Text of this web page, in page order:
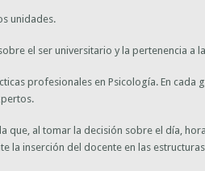
unidades.
el ser universitario y la pertenencia a
profesionales en Psicología. En
que, al tomar la decisión sobre el día,
la inserción del docente en las